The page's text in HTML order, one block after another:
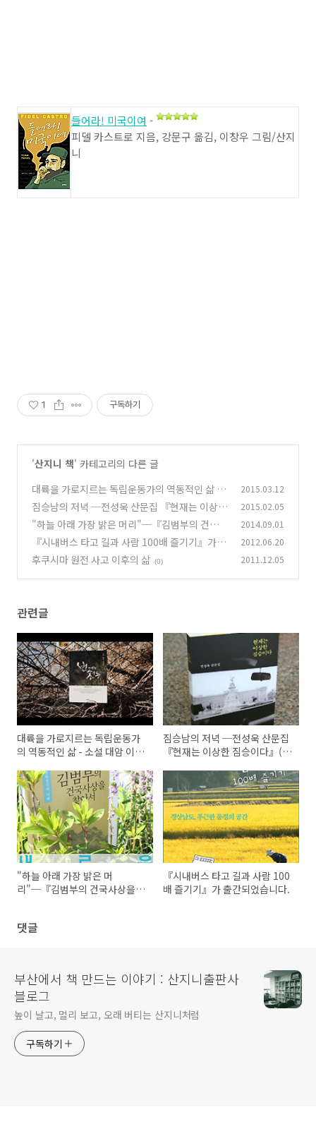
들어라! 미국이여 -
피델 카스트로 지음, 강문구 옮김, 이창우 그림/산지
니
1 구독하기
'산지니 책' 카테고리의 다른 글
대륙을 가로지르는 독립운동가의 역동적인 삶 -
소설 대암 이태준『번개와 천둥』(책소개) (2)
2015.03.12
짐승남의 저녁 ─전성욱 산문집 『현재는 이상한
짐승이다』(책소개)
(2)
2015.02.05
"하늘 아래 가장 밝은 머리"─『김범부의 건국사
상을 찾아서』(책소개) (2)
2014.09.01
『시내버스 타고 길과 사람 100배 즐기기』가 출
간되었습니다.
(1)
2012.06.20
후쿠시마 원전 사고 이후의 삶 (0) 2011.12.05
관련글
대륙을 가로지르는 독립운동가
의 역동적인 삶 - 소설 대암 이태
짐승남의 저녁 ─전성욱 산문집
『현재는 이상한 짐승이다』(책
"하늘 아래 가장 밝은 머
리"─『김범부의 건국사상을
『시내버스 타고 길과 사람 100
배 즐기기』가 출간되었습니다.
댓글
부산에서 책 만드는 이야기 : 산지니출판사
블로그
높이 날고, 멀리 보고, 오래 버티는 산지니처럼
구독하기